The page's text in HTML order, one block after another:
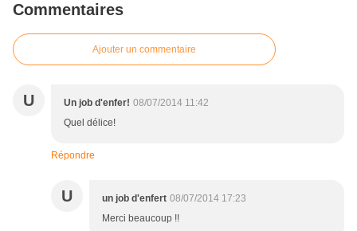
Commentaires
Ajouter un commentaire
U Un job d'enfer! 08/07/2014 11:42
Quel délice!
Répondre
U un job d'enfert 08/07/2014 17:23
Merci beaucoup !!